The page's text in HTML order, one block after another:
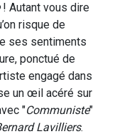
! Autant vous dire
risque de
ses sentiments
ponctué de
engagé dans
un œil acéré sur
"Communiste"
Lavilliers.